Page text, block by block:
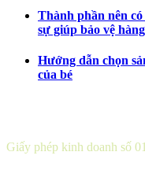
Thành phần nên
sự giúp bảo vệ
Hướng dẫn chọn
của bé
Giấy phép kinh doanh số